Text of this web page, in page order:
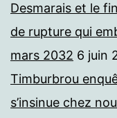
Desmarais et le
de rupture qui
mars 2032 6 juin
Timburbrou
s’insinue chez